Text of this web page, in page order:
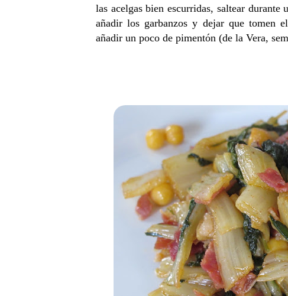
las acelgas bien escurridas, saltear
añadir los garbanzos y dejar que tomen
añadir un poco de pimentón (de la Vera,